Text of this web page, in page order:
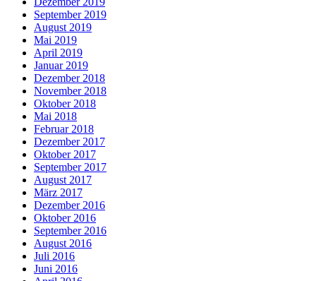
September 2019
August 2019
Mai 2019
April 2019
Januar 2019
Dezember 2018
November 2018
Oktober 2018
Mai 2018
Februar 2018
Dezember 2017
Oktober 2017
September 2017
August 2017
März 2017
Dezember 2016
Oktober 2016
September 2016
August 2016
Juli 2016
Juni 2016